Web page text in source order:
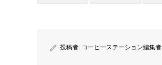
投稿者: コーヒーステーション編集者